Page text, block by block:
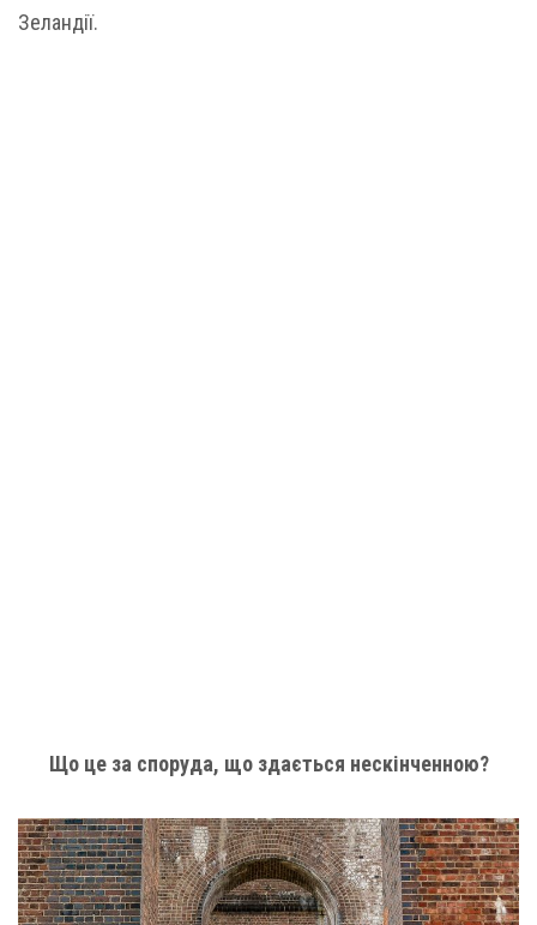
Зеландії.
Що це за споруда, що здається нескінченною?